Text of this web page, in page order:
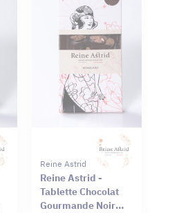
Reine Astrid
Reine Astrid -
Tablette Chocolat
Gourmande Noir